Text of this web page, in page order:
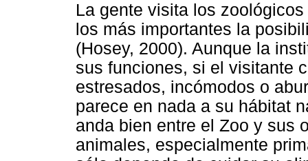
La gente visita los
los más importantes la
(Hosey, 2000). Aunque la
sus funciones, si el visitante
estresados, incómodos o
parece en nada a su hábitat
anda bien entre el Zoo y sus
animales, especialmente